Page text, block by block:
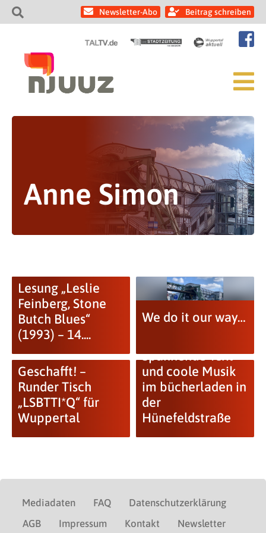
Newsletter-Abo Beitrag schreiben
Anne Simon
Lesung „Leslie
Feinberg, Stone
Butch Blues“
(1993) – 14....
We do it our way…
Geschafft! –
Runder Tisch
„LSBTTI*Q“ für
Wuppertal
Spannende Text
und coole Musik
im bücherladen in
der
Hünefeldstraße
Mediadaten FAQ
Datenschutzerklärung
AGB
Impressum Kontakt Newsletter